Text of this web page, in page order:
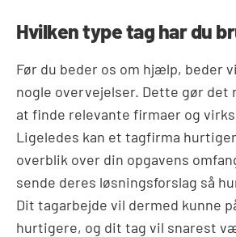
Hvilken type tag har du
Før du beder os om hjælp, beder
nogle overvejelser. Dette gør det
at finde relevante firmaer og
Ligeledes kan et tagfirma
overblik over din opgavens
sende deres løsningsforslag så
Dit tagarbejde vil dermed kunne
hurtigere, og dit tag vil snarest